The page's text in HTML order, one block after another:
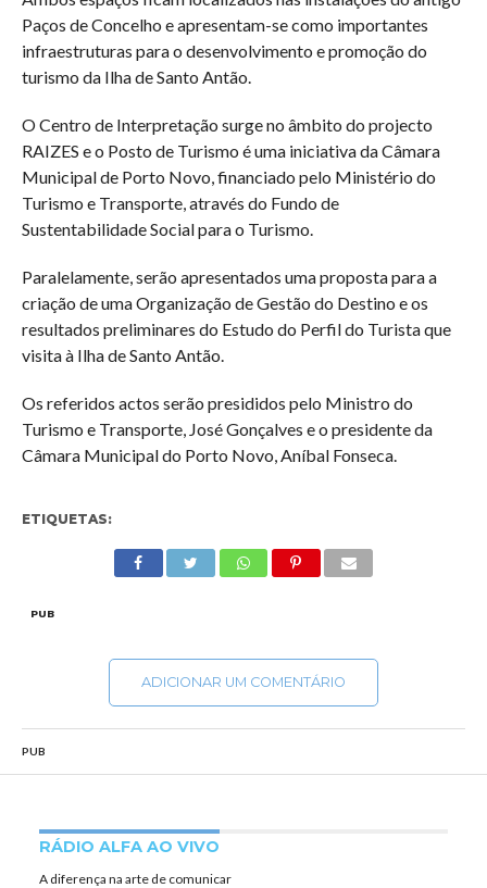
Paços de Concelho e apresentam-se como importantes
infraestruturas para o desenvolvimento e promoção do
turismo da Ilha de Santo Antão.
O Centro de Interpretação surge no âmbito do projecto
RAIZES e o Posto de Turismo é uma iniciativa da Câmara
Municipal de Porto Novo, financiado pelo Ministério do
Turismo e Transporte, através do Fundo de
Sustentabilidade Social para o Turismo.
Paralelamente, serão apresentados uma proposta para a
criação de uma Organização de Gestão do Destino e os
resultados preliminares do Estudo do Perfil do Turista que
visita à Ilha de Santo Antão.
Os referidos actos serão presididos pelo Ministro do
Turismo e Transporte, José Gonçalves e o presidente da
Câmara Municipal do Porto Novo, Aníbal Fonseca.
ETIQUETAS:
PUB
ADICIONAR UM COMENTÁRIO
PUB
RÁDIO ALFA AO VIVO
A diferença na arte de comunicar